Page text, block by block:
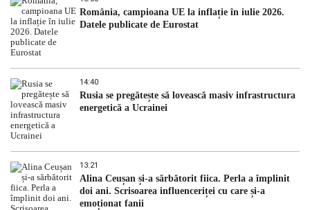
România, campioana UE la inflație în iulie 2026.
Datele publicate de Eurostat
14:40
Rusia se pregătește să lovească masiv infrastructura
energetică a Ucrainei
13:21
Alina Ceușan și-a sărbătorit fiica. Perla a împlinit
doi ani. Scrisoarea influenceriței cu care și-a
emoționat fanii